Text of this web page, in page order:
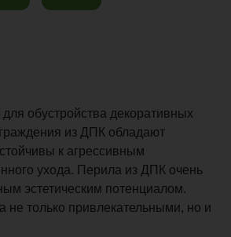
обустройства декоративных
из ДПК обладают
к агрессивным
ухода. Перила из ДПК очень
эстетическим потенциалом.
не только привлекательными, но и